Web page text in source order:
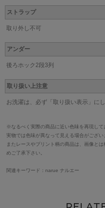
ストラップ
取り外し不可
アンダー
後ろホック2段3列
取り扱い上注意
お洗濯は、必ず「取り扱い表示」に
※なるべく実際の商品に近い色味を再現して
実物では色味が異なって見える場合がござい
またレースやプリント柄の商品は、画像と
めご了承下さい。
関連キーワード：narue ナルエー